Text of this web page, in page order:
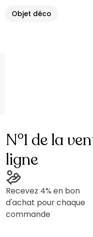
Objet déco
N°1 de la
ligne
Recevez 4% en bon
d'achat pour chaque
commande